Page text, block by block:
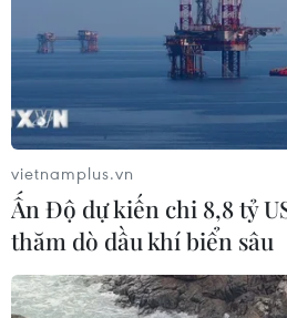
Lượng vàng tích trữ của
trung ương vượt xa dự báo
31/10/2023 15:03
vietnamplus.vn
Ấn Độ dự kiến chi 8,8 tỷ
thăm dò dầu khí biển sâu